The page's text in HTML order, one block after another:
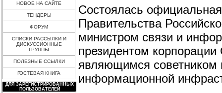
НОВОЕ НА САЙТЕ
ТЕНДЕРЫ
ФОРУМ
СПИСКИ РАССЫЛКИ И
ДИСКУССИОННЫЕ
ГРУППЫ
ПОЛЕЗНЫЕ ССЫЛКИ
ГОСТЕВАЯ КНИГА
ДЛЯ ЗАРЕГИСТРИРОВАННЫХ
ПОЛЬЗОВАТЕЛЕЙ
Состоялась
Правительства
министром связи и
президентом
являющимся
информационной